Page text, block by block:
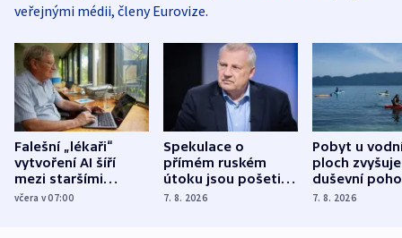
veřejnými médii, členy Eurovize.
Falešní „lékaři“
vytvoření AI šíří
mezi staršími
Poláky nebezpečné
včera v 07:00
Spekulace o
přímém ruském
útoku jsou pošetilé,
míní estonský
7. 8. 2026
Pobyt u
ploch zvyšuje
duševní
ukázala
7. 8. 2026